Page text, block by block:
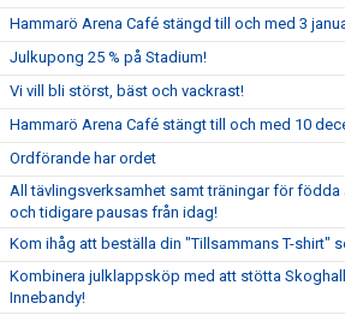
Hammarö Arena Café stängd till och med 3
Julkupong 25 % på Stadium!
Vi vill bli störst, bäst och vackrast!
Hammarö Arena Café stängt till och med 10
Ordförande har ordet
All tävlingsverksamhet samt träningar för födda
och tidigare pausas från idag!
Kom ihåg att beställa din "Tillsammans T-shirt"
Kombinera julklappsköp med att stötta
Innebandy!